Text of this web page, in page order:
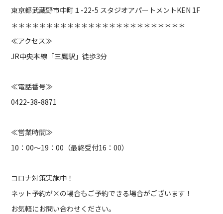
東京都武蔵野市中町１-22-5 スタジオアパートメントKEN 1F
＊＊＊＊＊＊＊＊＊＊＊＊＊＊＊＊＊＊＊＊＊＊＊＊＊
≪アクセス≫
JR中央本線「三鷹駅」徒歩3分
≪電話番号≫
0422-38-8871
≪営業時間≫
10：00～19：00（最終受付16：00）
コロナ対策実施中！
ネット予約が×の場合もご予約できる場合がございます！
お気軽にお問い合わせください。